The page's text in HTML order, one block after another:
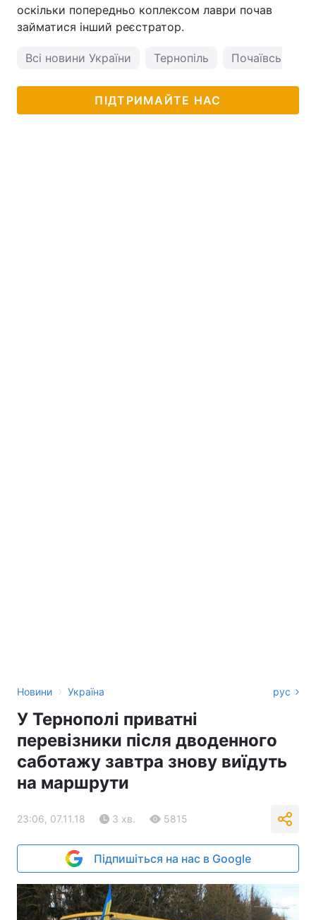
оскільки попередньо коплексом лаври почав
займатися інший реєстратор.
Всі новини України Тернопіль Почаївська
ПІДТРИМАЙТЕ НАС
Новини › Україна рус
У Тернополі приватні
перевізники після дводенного
саботажу завтра знову виїдуть
на маршрути
23:06, 07.11.18 3 хв. 5815
Підпишіться на нас в Google